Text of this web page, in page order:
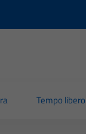
Tempo libero